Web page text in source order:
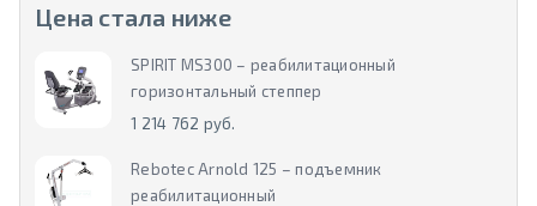
Цена стала ниже
SPIRIT MS300 – реабилитационный
горизонтальный степпер
1 214 762 руб.
Rebotec Arnold 125 – подъемник
реабилитационный